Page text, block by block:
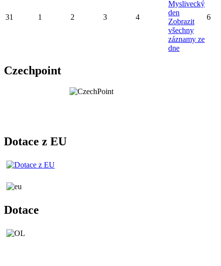
31 1 2 3 4
Myslivecký
den
Zobrazit
všechny
záznamy ze
dne
6
Czechpoint
Dotace z EU
Dotace